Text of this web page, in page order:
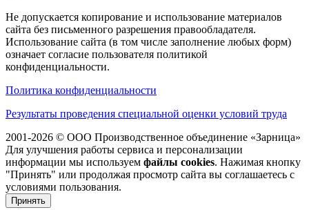
Не допускается копирование и использование материалов
сайта без письменного разрешения правообладателя.
Использование сайта (в том числе заполнение любых форм)
означает согласие пользователя политикой
конфиденциальности.
Политика конфиденциальности
Результаты проведения специальной оценки условий труда
2001-2026 © ООО Производственное объединение «Зарница»
Для улучшения работы сервиса и персонализации
информации мы используем файлы cookies. Нажимая кнопку
"Принять" или продолжая просмотр сайта вы соглашаетесь с
условиями пользования.
Принять